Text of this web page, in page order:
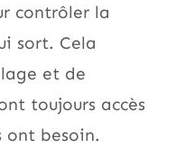
contrôler la
sort. Cela
et de
toujours accès
ont besoin.